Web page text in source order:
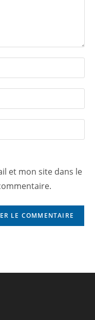
et mon site dans le